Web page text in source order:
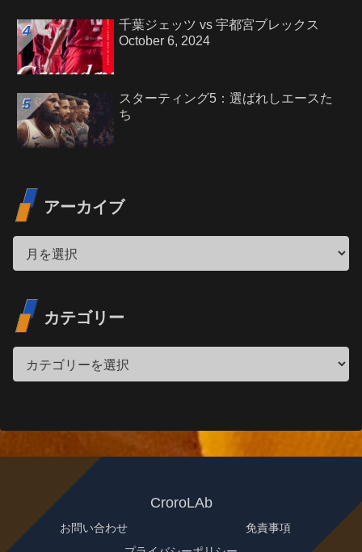
千葉ジェッツ vs 宇都宮ブレックス
October 6, 2024
スターティング5：選ばれしエースた
ち
アーカイブ
カテゴリー
CroroLAb
お問い合わせ
免責事項